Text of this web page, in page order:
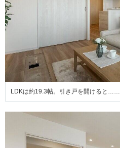
LDKは約19.3帖。引き戸を開けると……